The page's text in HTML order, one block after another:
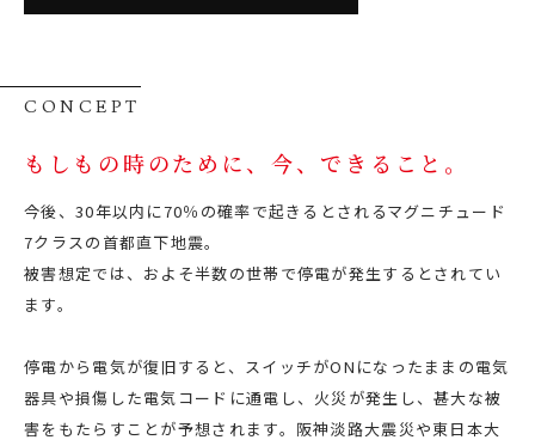
CONCEPT
もしもの時のために、今、できること。
今後、30年以内に70％の確率で起きるとされるマグニチュード
7クラスの首都直下地震。
被害想定では、およそ半数の世帯で停電が発生するとされてい
ます。
停電から電気が復旧すると、スイッチがONになったままの電気
器具や損傷した電気コードに通電し、火災が発生し、甚大な被
害をもたらすことが予想されます。阪神淡路大震災や東日本大